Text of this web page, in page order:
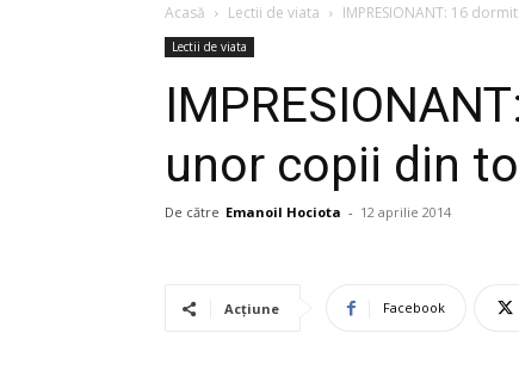
Acasă Lectii de viata IMPRESIONANT: 16
Lectii de viata
unor copii din
De către Emanoil Hociota - 12 aprilie 2014
Acțiune Facebook